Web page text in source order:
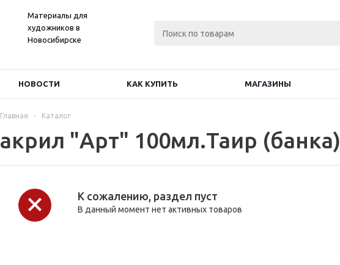
Материалы для
художников в
Новосибирске
НОВОСТИ КАК КУПИТЬ МАГАЗИНЫ
Главная - Каталог
акрил "Арт" 100мл.Таир (банка)
К сожалению, раздел пуст
В данный момент нет активных товаров